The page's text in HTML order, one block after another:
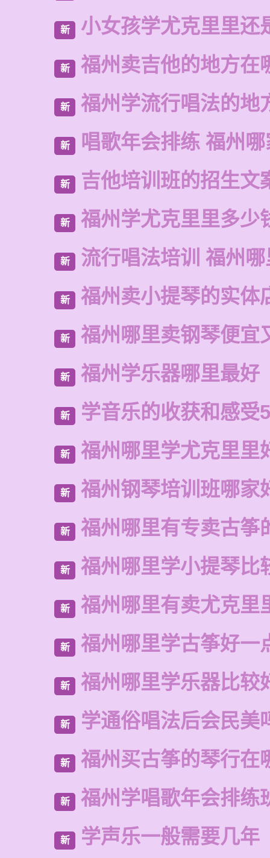
新 小女孩学尤克里里还
新 福州卖吉他的地方在
新 福州学流行唱法的地
新 唱歌年会排练 福州
新 吉他培训班的招生文
新 福州学尤克里里多少
新 流行唱法培训 福州
新 福州卖小提琴的实体
新 福州哪里卖钢琴便宜
新 福州学乐器哪里最好
新 学音乐的收获和感受
新 福州哪里学尤克里里
新 福州钢琴培训班哪家
新 福州哪里有专卖古筝
新 福州哪里学小提琴比
新 福州哪里有卖尤克里
新 福州哪里学古筝好一
新 福州哪里学乐器比较
新 学通俗唱法后会民美
新 福州买古筝的琴行在
新 福州学唱歌年会排练
新 学声乐一般需要几年